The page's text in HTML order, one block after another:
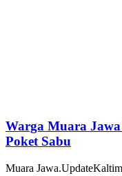
Warga Muara
Poket Sabu
Muara